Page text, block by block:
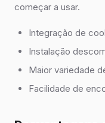
começar a usar.
Integração de
Instalação
Maior variedade
Facilidade de